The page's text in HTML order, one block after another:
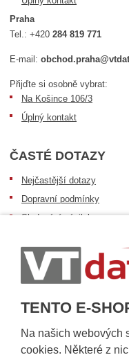
TENTO E-
Na našich webových
cookies. Některé z
Praha
Tel.:+420284 819 771
E-mail:
Přijďte si osobně vybrat:
Na Košince 106/3
Úplný kontakt
ČASTÉ DOTAZY
Nejčastější dotazy
Dopravní podmínky
Sledování zásilek
Informace k dostupnosti
Obecné informace